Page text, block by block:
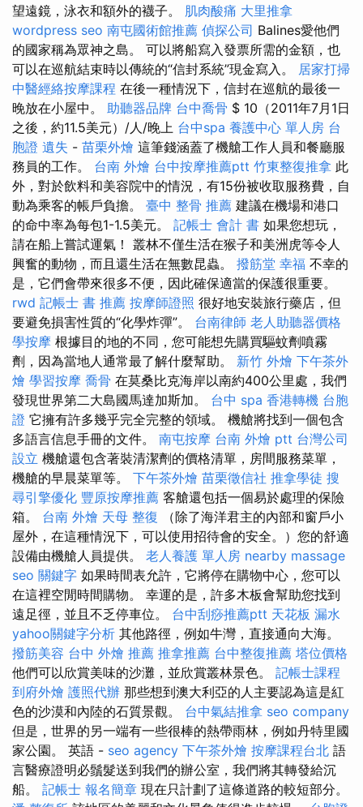
望遠鏡，泳衣和額外的襪子。 肌肉酸痛 大里推拿
wordpress seo 南屯國術館推薦 偵探公司 Balines愛他們
的國家稱為眾神之島。 可以將船寫入發票所需的金額，也
可以在巡航結束時以傳統的“信封系統”現金寫入。 居家打掃
中醫經絡按摩課程 在後一種情況下，信封在巡航的最後一
晚放在小屋中。 助聽器品牌 台中喬骨 $ 10（2011年7月1日
之後，約11.5美元）/人/晚上 台中spa 養護中心 單人房 台
胞證 遺失 - 苗栗外燴 這筆錢涵蓋了機艙工作人員和餐廳服
務員的工作。 台南 外燴 台中按摩推薦ptt 竹東整復推拿 此
外，對於飲料和美容院中的情況，有15份被收取服務費，自
動為乘客的帳戶負擔。 臺中 整骨 推薦 建議在機場和港口
的命中率為每包1-1.5美元。 記帳士 會計 書 如果您想玩，
請在船上嘗試運氣！ 叢林不僅生活在猴子和美洲虎等令人
興奮的動物，而且還生活在無數昆蟲。 撥筋堂 幸福 不幸的
是，它們會帶來很多不便，因此確保適當的保護很重要。
rwd 記帳士 書 推薦 按摩師證照 很好地安裝旅行藥店，但
要避免損害性質的“化學炸彈”。 台南律師 老人助聽器價格
學按摩 根據目的地的不同，您可能想先購買驅蚊劑噴霧
劑，因為當地人通常最了解什麼幫助。 新竹 外燴 下午茶外
燴 學習按摩 喬骨 在莫桑比克海岸以南約400公里處，我們
發現世界第二大島國馬達加斯加。 台中 spa 香港轉機 台胞
證 它擁有許多幾乎完全完整的領域。 機艙將找到一個包含
多語言信息手冊的文件。 南屯按摩 台南 外燴 ptt 台灣公司
設立 機艙還包含著裝清潔劑的價格清單，房間服務菜單，
機艙的早晨菜單等。 下午茶外燴 苗栗徵信社 推拿學徒 搜
尋引擎優化 豐原按摩推薦 客艙還包括一個易於處理的保險
箱。 台南 外燴 天母 整復 （除了海洋君主的內部和窗戶小
屋外，在這種情況下，可以使用招待會的安全。）您的舒適
設備由機艙人員提供。 老人養護 單人房 nearby massage
seo 關鍵字 如果時間表允許，它將停在購物中心，您可以
在這裡空閒時間購物。 幸運的是，許多木板會幫助您找到
遠足徑，並且不乏停車位。 台中刮痧推薦ptt 天花板 漏水
yahoo關鍵字分析 其他路徑，例如牛灣，直接通向大海。
撥筋美容 台中 外燴 推薦 推拿推薦 台中整復推薦 塔位價格
他們可以欣賞美味的沙灘，並欣賞叢林景色。 記帳士課程
到府外燴 護照代辦 那些想到澳大利亞的人主要認為這是紅
色的沙漠和內陸的石質景觀。 台中氣結推拿 seo company
但是，世界的另一端有一些很棒的熱帶雨林，例如丹特里國
家公園。 英語 - seo agency 下午茶外燴 按摩課程台北 語
言醫療證明必鬚髮送到我們的辦公室，我們將其轉發給沉
船。 記帳士 報名簡章 現在只計劃了這條道路的較短部分。